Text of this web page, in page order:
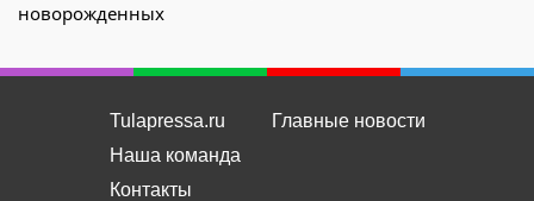
новорожденных
Tulapressa.ru
Наша команда
Контакты
Главные новости